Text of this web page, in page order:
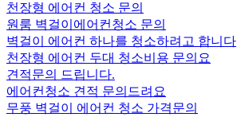
천장형 에어컨 청소 문의
원룸 벽걸이에어컨청소 문의
벽걸이 에어컨 하나를 청소하려고 합니다
천장형 에어컨 두대 청소비용 문의요
견적문의 드립니다.
에어컨청소 견적 문의드려요
무풍 벽걸이 에어컨 청소 가격문의